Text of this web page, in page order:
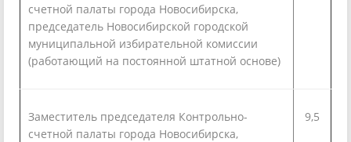
счетной палаты города Новосибирска,
председатель Новосибирской городской
муниципальной избирательной комиссии
(работающий на постоянной штатной основе)
Заместитель председателя Контрольно-
счетной палаты города Новосибирска,
9,5